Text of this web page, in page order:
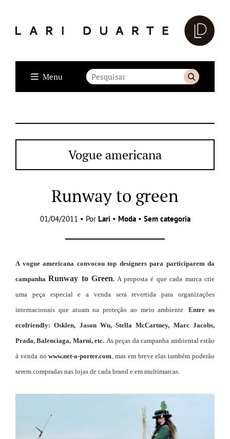
Menu
Vogue americana
Runway to green
01/04/2011 • Por Lari • Moda• Sem categoria
A vogue americana convocou top designers para participarem da
campanhaRunway to Green. A proposta é que cada marca crie
uma peça especial e a venda será revertida para organizações
internacionais que atuam na proteção ao meio ambiente.Entre os
ecofriendly: Osklen, Jason Wu, Stella McCartney, Marc Jacobs,
Prada, Balenciaga, Marni, etc. As peças da campanha ambiental estão
à venda nowww.net-a-porter.com , mas em breve elas também poderão
serem compradas nas lojas de cada brand e em multimarcas.